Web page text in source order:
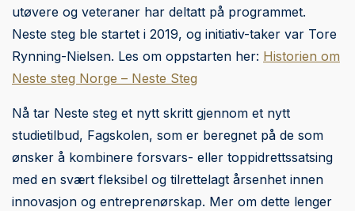
utøvere og veteraner har deltatt på programmet.
Neste steg ble startet i 2019, og initiativ-taker var Tore
Rynning-Nielsen. Les om oppstarten her: Historien om
Neste steg Norge – Neste Steg
Nå tar Neste steg et nytt skritt gjennom et nytt
studietilbud, Fagskolen, som er beregnet på de som
ønsker å kombinere forsvars- eller toppidrettssatsing
med en svært fleksibel og tilrettelagt årsenhet innen
innovasjon og entreprenørskap. Mer om dette lenger